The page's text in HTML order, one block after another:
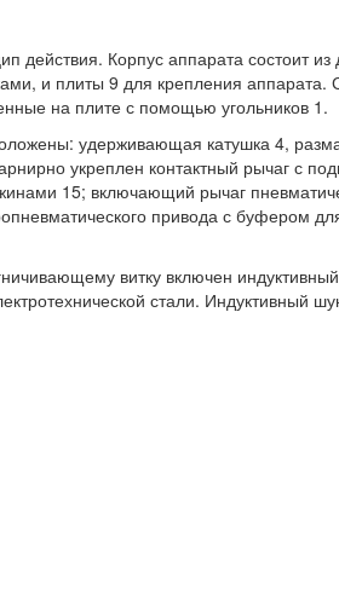
действия. Корпус аппарата состоит
и плиты 9 для крепления
на плите с помощью угольников 1.
удерживающая катушка 4,
укреплен контактный рычаг с
15; включающий рычаг
привода с буфером
витку включен
стали. Индуктивный